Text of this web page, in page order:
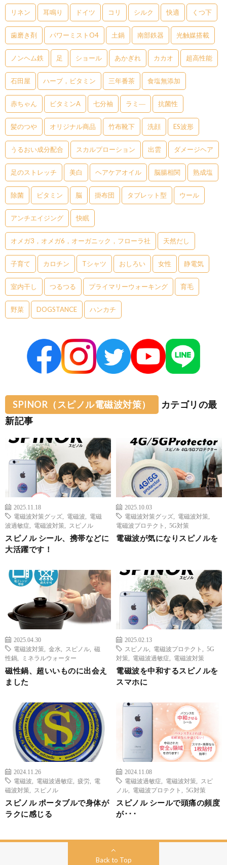
リネン 耳鳴り ドイツ コリ シルク 快適 くつ下
歯磨き剤 パワーミストO4 土鍋 南部鉄器 光触媒搭載
ノンヘム鉄 足 ショール あかぎれ カカオ 超高性能
石田屋 ハーブ，ビタミン 三年番茶 食塩無添加
赤ちゃん ビタミンA 七分袖 ラミ― 抗菌性
髪のつや オリジナル商品 竹布靴下 洗顔 ES波形
うるおい成分配合 スカルプローション 出雲 ダメージヘア
足のストレッチ 美白 ヘアケアオイル 脳腸相関 熟成塩
除菌 ビタミン 脳 掛布団 タブレット型 ウール
アンチエイジング 快眠
オメガ3，オメガ6，オーガニック，フローラ社 天然だし
子育て カロチン Tシャツ おしろい 女性 静電気
室内干し つるつる プライマリーウォーキング 育毛
野菜 DOGSTANCE ハンカチ
SPINOR（スピノル電磁波対策）
カテゴリの最
新記事
2025.11.18
電磁波対策グッズ
電磁波
電磁
波過敏症
電磁波対策 スピノル
スピノル シール、携帯などに
大活躍です！
2025.10.03
電磁波対策グッズ
電磁波対策
電磁波プロテクト
5G対策
電磁波が気になりスピノルを
2025.04.30
電磁波対策
金水 スピノル
磁
性鍋
ミネラルウォーター
磁性鍋、超いいものに出会え
ました
2025.02.13
スピノル
電磁波プロテクト
5G
対策
電磁波過敏症 電磁波対策
電磁波を中和するスピノルを
スマホに
2024.11.26
電磁波
電磁波過敏症 疲労
電
磁波対策
スピノル
スピノル ポータブルで身体が
ラクに感じる
2024.11.08
電磁波過敏症
電磁波対策
スピ
ノル
電磁波プロテクト 5G対策
スピノル シールで頭痛の頻度
が･･･
Back to Top